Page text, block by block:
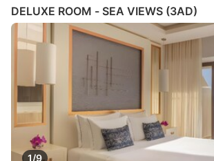
DELUXE ROOM - SEA VIEWS (3AD)
1/9